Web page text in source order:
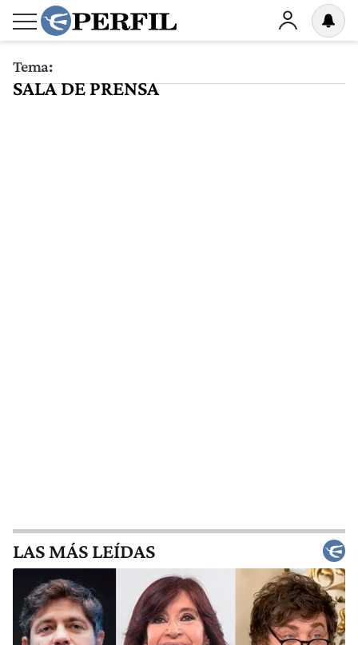
Tema:
SALA DE PRENSA
LAS MÁS LEÍDAS